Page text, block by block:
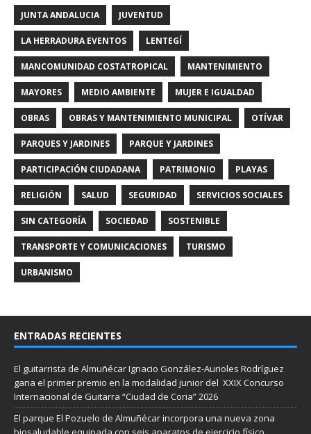
JUNTA ANDALUCIA JUVENTUD
LA HERRADURA EVENTOS LENTEGÍ
MANCOMUNIDAD COSTATROPICAL MANTENIMIENTO
MAYORES MEDIO AMBIENTE MUJER E IGUALDAD
OBRAS OBRAS Y MANTENIMIENTO MUNICIPAL OTÍVAR
PARQUES Y JARDINES PARQUE Y JARDINES
PARTICIPACIÓN CIUDADANA PATRIMONIO PLAYAS
RELIGIÓN SALUD SEGURIDAD SERVICIOS SOCIALES
SIN CATEGORÍA SOCIEDAD SOSTENIBLE
TRANSPORTE Y COMUNICACIONES TURISMO
URBANISMO
ENTRADAS RECIENTES
El guitarrista de Almuñécar Ignacio González-Aurioles Rodríguez
gana el primer premio en la modalidad junior del XXIX Concurso
Internacional de Guitarra “Ciudad de Coria” 2026
El parque El Pozuelo de Almuñécar incorpora una nueva zona